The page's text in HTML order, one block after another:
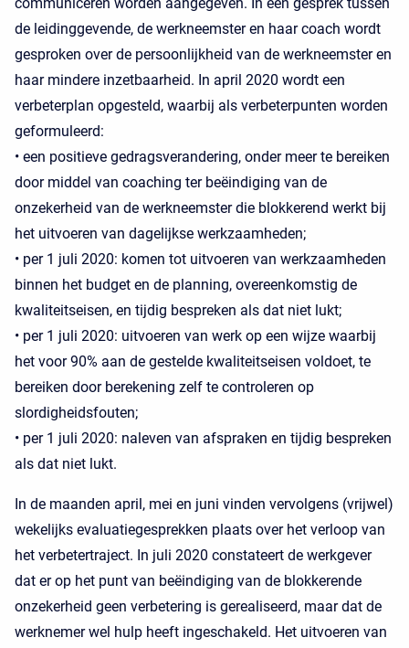
de leidinggevende, de werkneemster en haar coach wordt
gesproken over de persoonlijkheid van de werkneemster en
haar mindere inzetbaarheid. In april 2020 wordt een
verbeterplan opgesteld, waarbij als verbeterpunten worden
geformuleerd:
• een positieve gedragsverandering, onder meer te bereiken
door middel van coaching ter beëindiging van de
onzekerheid van de werkneemster die blokkerend werkt bij
het uitvoeren van dagelijkse werkzaamheden;
• per 1 juli 2020: komen tot uitvoeren van werkzaamheden
binnen het budget en de planning, overeenkomstig de
kwaliteitseisen, en tijdig bespreken als dat niet lukt;
• per 1 juli 2020: uitvoeren van werk op een wijze waarbij
het voor 90% aan de gestelde kwaliteitseisen voldoet, te
bereiken door berekening zelf te controleren op
slordigheidsfouten;
• per 1 juli 2020: naleven van afspraken en tijdig bespreken
als dat niet lukt.
In de maanden april, mei en juni vinden vervolgens (vrijwel)
wekelijks evaluatiegesprekken plaats over het verloop van
het verbetertraject. In juli 2020 constateert de werkgever
dat er op het punt van beëindiging van de blokkerende
onzekerheid geen verbetering is gerealiseerd, maar dat de
werknemer wel hulp heeft ingeschakeld. Het uitvoeren van